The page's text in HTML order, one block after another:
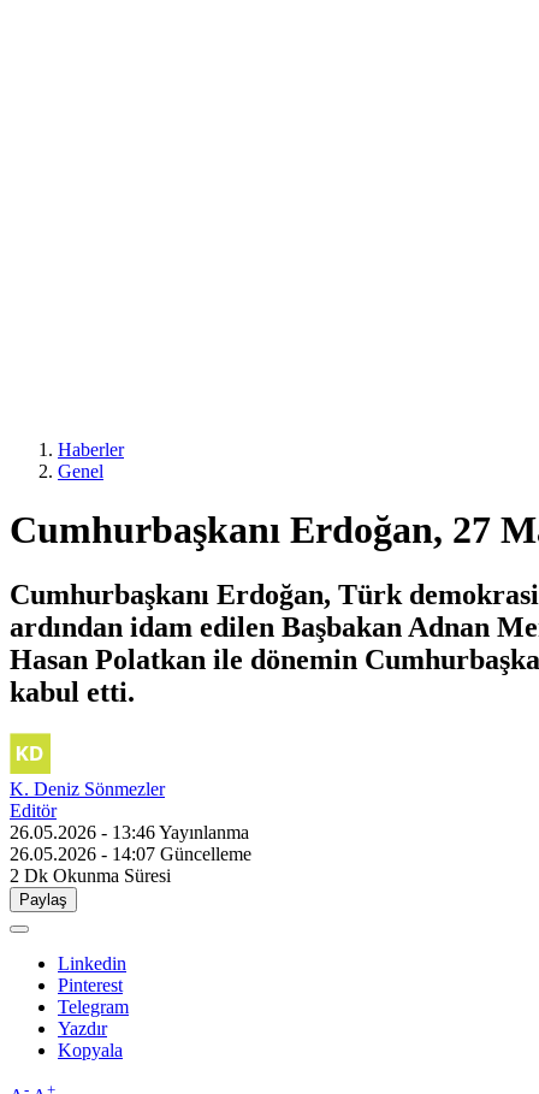
Haberler
Genel
Cumhurbaşkanı Erdoğan, 27
Cumhurbaşkanı Erdoğan, Türk
ardından idam edilen Başbakan Adnan
Hasan Polatkan ile dönemin
kabul etti.
K. Deniz Sönmezler
Editör
26.05.2026 - 13:46Yayınlanma
26.05.2026 - 14:07 Güncelleme
2 Dk Okunma Süresi
Paylaş
Linkedin
Pinterest
Telegram
Yazdır
Kopyala
- +